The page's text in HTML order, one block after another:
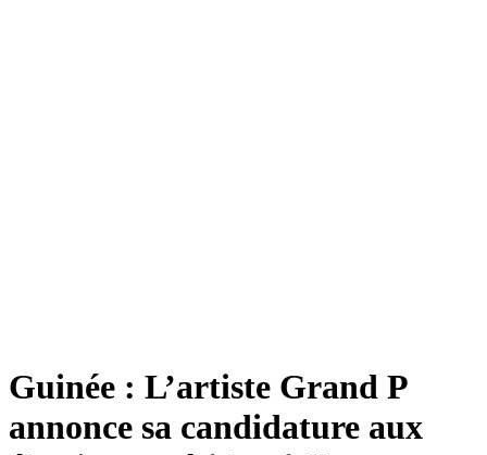
Guinée : L’artiste Grand P
annonce sa candidature aux